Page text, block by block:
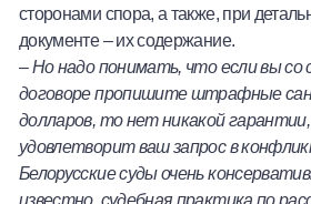
сторонами спора, а также, при
документе – их содержание.
–Но надо понимать, что если вы со
договоре пропишите штрафные
долларов, то нет никакой
удовлетворит ваш запрос в
Белорусские суды очень
известно, судебная практика по